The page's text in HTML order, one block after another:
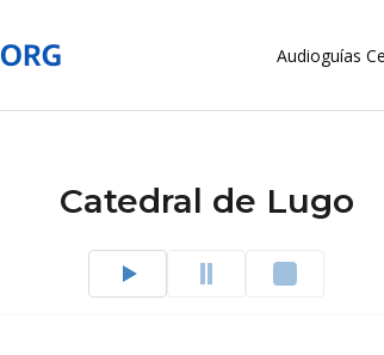
Audioguías
Catedral de Lugo